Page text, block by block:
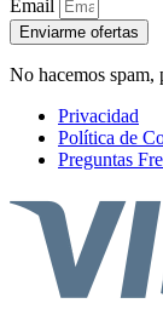
Email
Enviarme ofertas
No hacemos spam,
Privacidad
Política de
Preguntas